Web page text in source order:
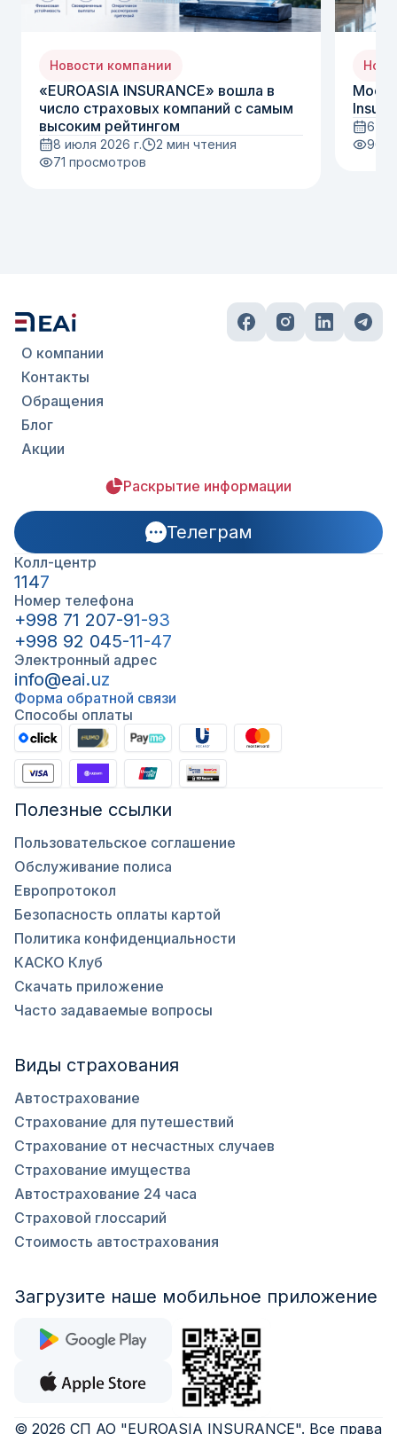
Новости компании
«EUROASIA INSURANCE» вошла в
число страховых компаний с самым
высоким рейтингом
8 июля 2026 г.
2 мин чтения
71 просмотров
6
96
О компании
Контакты
Обращения
Блог
Акции
Раскрытие информации
Телеграм
Колл-центр
1147
Номер телефона
+998 71 207-91-93
+998 92 045-11-47
Электронный адрес
info@eai.uz
Форма обратной связи
Способы оплаты
Полезные ссылки
Пользовательское соглашение
Обслуживание полиса
Европротокол
Безопасность оплаты картой
Политика конфиденциальности
КАСКО Клуб
Скачать приложение
Часто задаваемые вопросы
Виды страхования
Автострахование
Страхование для путешествий
Страхование от несчастных случаев
Страхование имущества
Автострахование 24 часа
Страховой глоссарий
Стоимость автострахования
Загрузите наше мобильное приложение
© 2026 СП АО "EUROASIA INSURANCE". Все права